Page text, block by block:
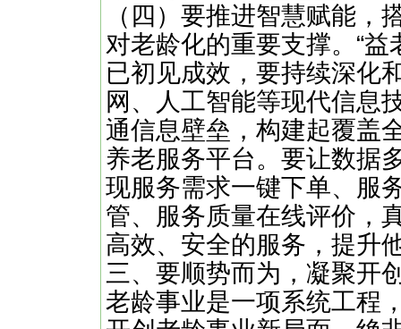
（四）要推进智慧赋能，
对老龄化的重要支撑。“
已初见成效，要持续深化
网、人工智能等现代信息
通信息壁垒，构建起覆盖
养老服务平台。要让数据
现服务需求一键下单、服
管、服务质量在线评价，
高效、安全的服务，提升
三、要顺势而为，凝聚开
老龄事业是一项系统工程